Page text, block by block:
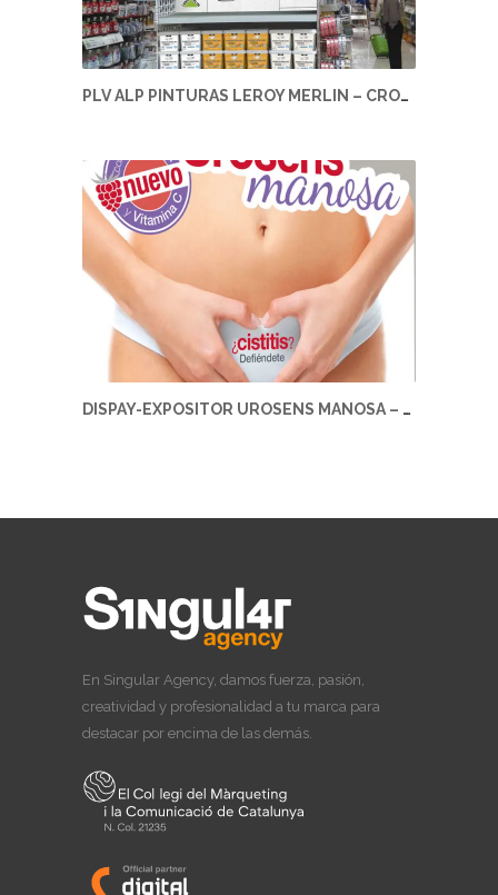
PLV ALP PINTURAS LEROY MERLIN – CROMOLOGY
DISPAY-EXPOSITOR UROSENS MANOSA – SALVAT
En Singular Agency, damos fuerza, pasión,
creatividad y profesionalidad a tu marca para
destacar por encima de las demás.